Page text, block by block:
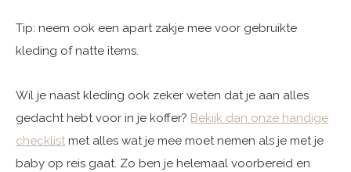
Tip: neem ook een apart zakje mee voor gebruikte
kleding of natte items.
Wil je naast kleding ook zeker weten dat je aan alles
gedacht hebt voor in je koffer? Bekijk dan onze handige
checklist met alles wat je mee moet nemen als je met je
baby op reis gaat. Zo ben je helemaal voorbereid en